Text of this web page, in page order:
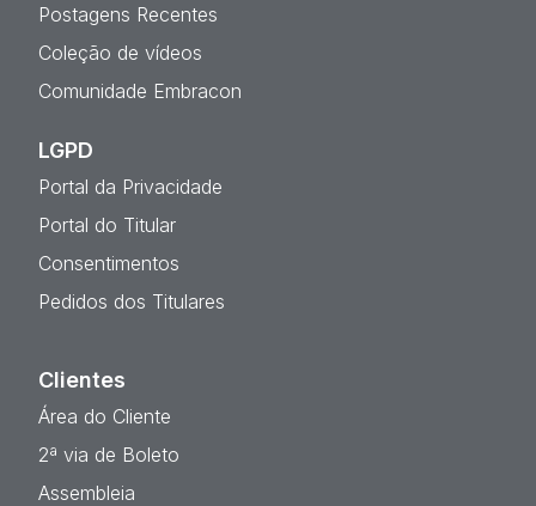
Postagens Recentes
Coleção de vídeos
Comunidade Embracon
LGPD
Portal da Privacidade
Portal do Titular
Consentimentos
Pedidos dos Titulares
Clientes
Área do Cliente
2ª via de Boleto
Assembleia